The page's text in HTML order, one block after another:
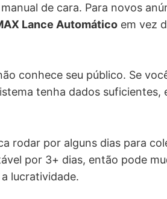
de cara. Para novos
Lance Automático em vez
conhece seu público. Se
tenha dados suficientes,
rodar por alguns dias para
por 3+ dias, então pode
lucratividade.